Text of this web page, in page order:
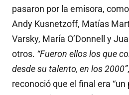
pasaron por la emisora,
Andy Kusnetzoff, Matías
Varsky, María O’Donnell y
otros. “Fueron ellos los que
desde su talento, en los 2000”
reconoció que el final era “un